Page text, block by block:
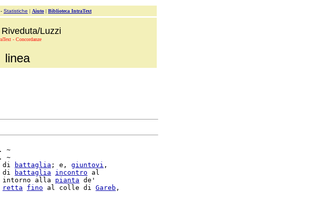
- Statistiche | Aiuto | Biblioteca IntraText
Luzzi
- Concordanze
linea
. ~
. ~
di battaglia ; e, giuntovi ,
di battaglia incontro al
intorno alla pianta de'
retta fino al colle di Gareb